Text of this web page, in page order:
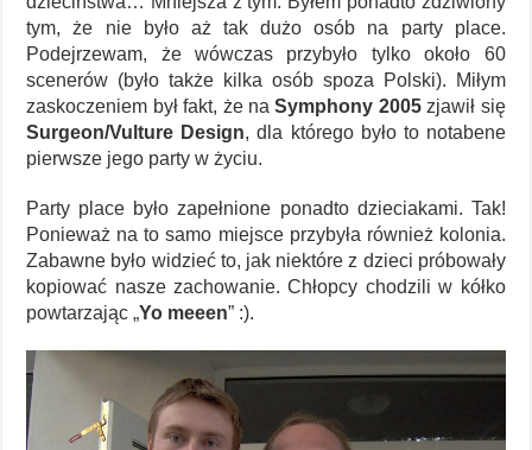
tym, że nie było aż tak dużo osób na party place.
Podejrzewam, że wówczas przybyło tylko około 60
scenerów (było także kilka osób spoza Polski). Miłym
zaskoczeniem był fakt, że naSymphony 2005zjawił się
Surgeon/Vulture Design, dla którego było to notabene
pierwsze jego party w życiu.
Party place było zapełnione ponadto dzieciakami. Tak!
Ponieważ na to samo miejsce przybyła również kolonia.
Zabawne było widzieć to, jak niektóre z dzieci próbowały
kopiować nasze zachowanie. Chłopcy chodzili w kółko
powtarzając „Yo meeen” :).